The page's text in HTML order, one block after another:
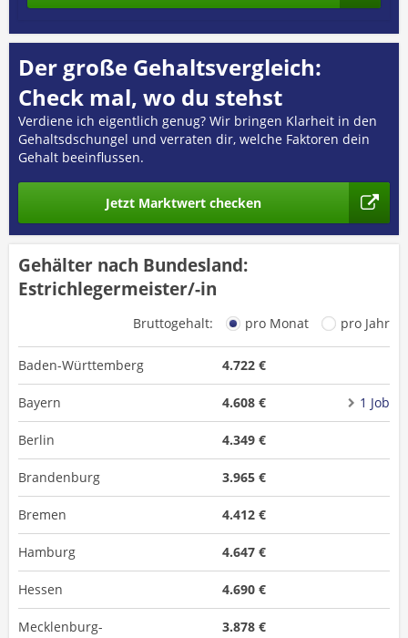
Der große Gehaltsvergleich:
Check mal, wo du stehst
Verdiene ich eigentlich genug? Wir bringen Klarheit in den
Gehaltsdschungel und verraten dir, welche Faktoren dein
Gehalt beeinflussen.
Jetzt Marktwert checken
Gehälter nach Bundesland:
Estrichlegermeister/-in
Bruttogehalt: pro Monat pro Jahr
Baden-Württemberg 4.722 €
Bayern 4.608 € 1 Job
Berlin 4.349 €
Brandenburg 3.965 €
Bremen 4.412 €
Hamburg 4.647 €
Hessen 4.690 €
Mecklenburg-
3.878 €